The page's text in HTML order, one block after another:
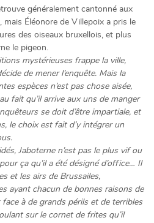
pouvez vous désinscrire à tout moment en
généralement cantonné aux
mais Éléonore de Villepoix a pris le
des oiseaux bruxellois, et plus
le pigeon.
mystérieuses frappe la ville,
de mener l’enquête. Mais la
espèces n’est pas chose aisée,
fait qu’il arrive aux uns de manger
se doit d’être impartiale, et
le choix est fait d’y intégrer un
Jaboterne n’est pas le plus vif ou
ça qu’il a été désigné d’office… Il
et les airs de Brussailes,
ayant chacun de bonnes raisons de
face à de grands périls et de terribles
sur le cornet de frites qu’il